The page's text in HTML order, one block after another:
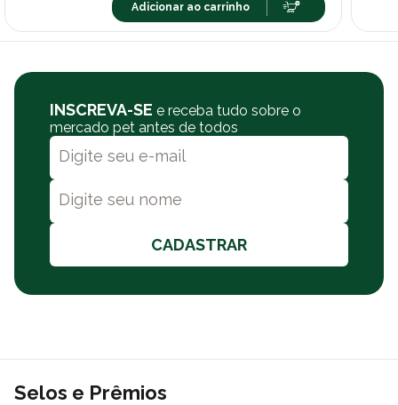
Adicionar ao carrinho
INSCREVA-SE e receba tudo sobre o
mercado pet antes de todos
CADASTRAR
Selos e Prêmios